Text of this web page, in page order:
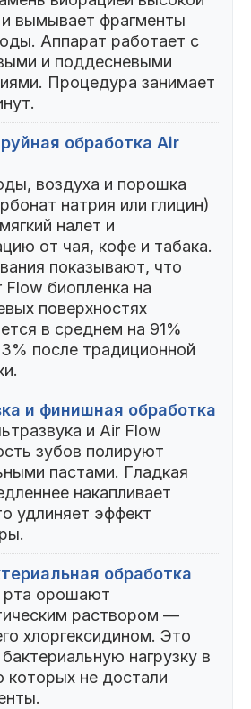
вымывает фрагменты
Аппарат работает с
и поддесневыми
Процедура занимает
обработка Air
воздуха и порошка
натрия или глицин)
налет и
от чая, кофе и табака.
показывают, что
Flow биопленка на
поверхностях
в среднем на 91%
после традиционной
и финишная обработка
и Air Flow
зубов полируют
пастами. Гладкая
накапливает
удлиняет эффект
обработка
рта орошают
раствором —
хлоргексидином. Это
нагрузку в
которых не достали